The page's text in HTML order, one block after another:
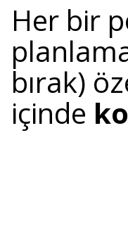
Her bir
bırak)
içinde